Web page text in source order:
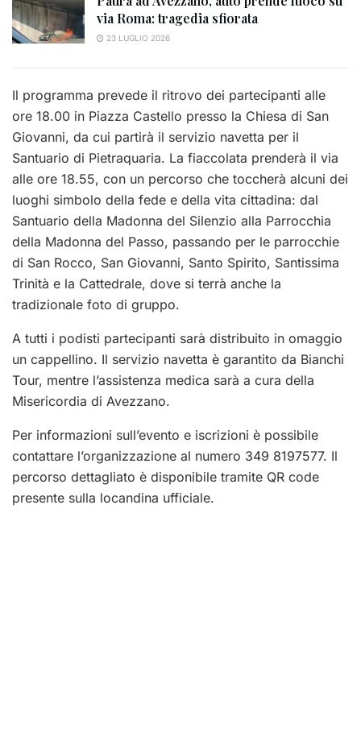
via Roma: tragedia sfiorata
23 LUGLIO 2026
Il programma prevede il ritrovo dei partecipanti alle
ore 18.00 in Piazza Castello presso la Chiesa di San
Giovanni, da cui partirà il servizio navetta per il
Santuario di Pietraquaria. La fiaccolata prenderà il via
alle ore 18.55, con un percorso che toccherà alcuni dei
luoghi simbolo della fede e della vita cittadina: dal
Santuario della Madonna del Silenzio alla Parrocchia
della Madonna del Passo, passando per le parrocchie
di San Rocco, San Giovanni, Santo Spirito, Santissima
Trinità e la Cattedrale, dove si terrà anche la
tradizionale foto di gruppo.
A tutti i podisti partecipanti sarà distribuito in omaggio
un cappellino. Il servizio navetta è garantito da Bianchi
Tour, mentre l’assistenza medica sarà a cura della
Misericordia di Avezzano.
Per informazioni sull’evento e iscrizioni è possibile
contattare l’organizzazione al numero 349 8197577. Il
percorso dettagliato è disponibile tramite QR code
presente sulla locandina ufficiale.